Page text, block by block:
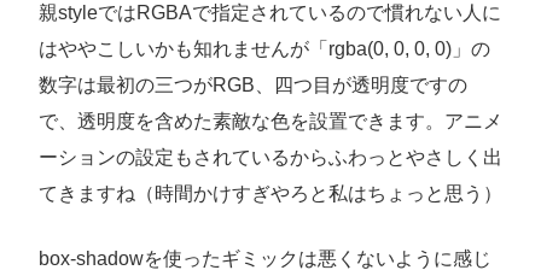
親styleではRGBAで指定されているので慣れない人に
はややこしいかも知れませんが「rgba(0, 0, 0, 0)」の
数字は最初の三つがRGB、四つ目が透明度ですの
で、透明度を含めた素敵な色を設置できます。アニメ
ーションの設定もされているからふわっとやさしく出
てきますね（時間かけすぎやろと私はちょっと思う）
box-shadowを使ったギミックは悪くないように感じ